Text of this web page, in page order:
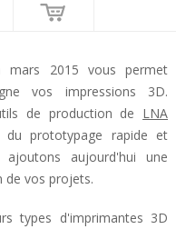
2015 vous permet
vos impressions 3D.
de production de LNA
prototypage rapide et
aujourd'hui une
de vos projets.
types d'imprimantes 3D